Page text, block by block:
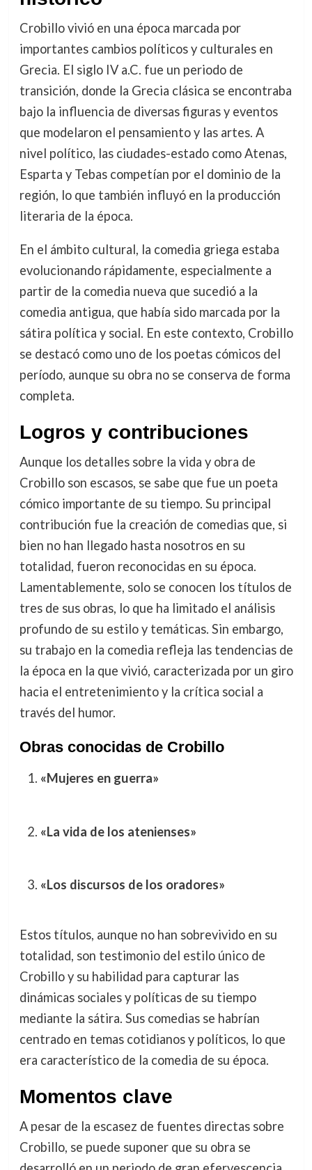
Crobillo vivió en una época marcada por
importantes cambios políticos y culturales en
Grecia. El siglo IV a.C. fue un periodo de
transición, donde la Grecia clásica se encontraba
bajo la influencia de diversas figuras y eventos
que modelaron el pensamiento y las artes. A
nivel político, las ciudades-estado como Atenas,
Esparta y Tebas competían por el dominio de la
región, lo que también influyó en la producción
literaria de la época.
En el ámbito cultural, la comedia griega estaba
evolucionando rápidamente, especialmente a
partir de la comedia nueva que sucedió a la
comedia antigua, que había sido marcada por la
sátira política y social. En este contexto, Crobillo
se destacó como uno de los poetas cómicos del
período, aunque su obra no se conserva de forma
completa.
Logros y contribuciones
Aunque los detalles sobre la vida y obra de
Crobillo son escasos, se sabe que fue un poeta
cómico importante de su tiempo. Su principal
contribución fue la creación de comedias que, si
bien no han llegado hasta nosotros en su
totalidad, fueron reconocidas en su época.
Lamentablemente, solo se conocen los títulos de
tres de sus obras, lo que ha limitado el análisis
profundo de su estilo y temáticas. Sin embargo,
su trabajo en la comedia refleja las tendencias de
la época en la que vivió, caracterizada por un giro
hacia el entretenimiento y la crítica social a
través del humor.
Obras conocidas de Crobillo
«Mujeres en guerra»
«La vida de los atenienses»
«Los discursos de los oradores»
Estos títulos, aunque no han sobrevivido en su
totalidad, son testimonio del estilo único de
Crobillo y su habilidad para capturar las
dinámicas sociales y políticas de su tiempo
mediante la sátira. Sus comedias se habrían
centrado en temas cotidianos y políticos, lo que
era característico de la comedia de su época.
Momentos clave
A pesar de la escasez de fuentes directas sobre
Crobillo, se puede suponer que su obra se